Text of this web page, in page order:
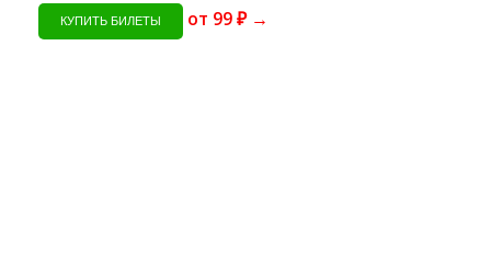
КУПИТЬ БИЛЕТЫ от 99 ₽ →